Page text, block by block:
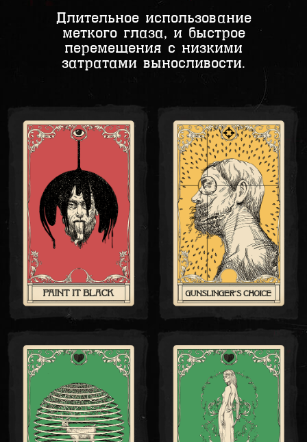
Длительное использование
меткого глаза, и быстрое
перемещения с низкими
затратами выносливости.